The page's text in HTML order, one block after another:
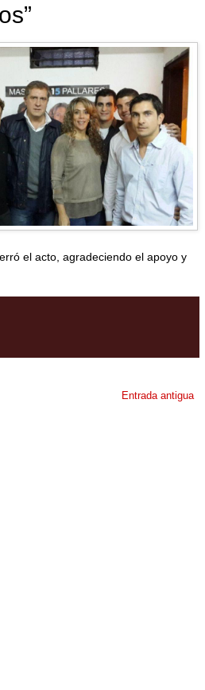
el acto, agradeciendo el apoyo y
Entrada antigua